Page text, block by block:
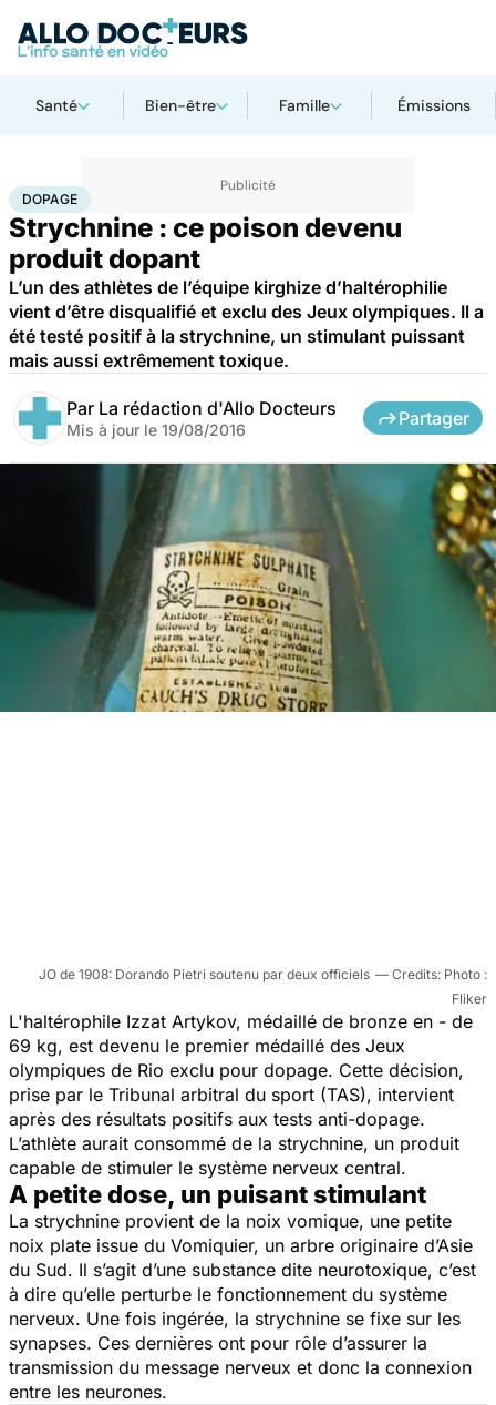
Santé Bien-être Famille Émissions
AccueilSanté
DOPAGE
Strychnine : ce poison devenu
produit dopant
L’un des athlètes de l’équipe kirghize d’haltérophilie
vient d’être disqualifié et exclu des Jeux olympiques. Il a
été testé positif à la strychnine, un stimulant puissant
mais aussi extrêmement toxique.
Par La rédaction d'Allo Docteurs
Mis à jour le 19/08/2016
Partager
JO de 1908: Dorando Pietri soutenu par deux officiels
Photo :
Fliker
L'haltérophile Izzat Artykov, médaillé de bronze en - de
69 kg, est devenu le premier médaillé des Jeux
olympiques de Rio exclu pour dopage. Cette décision,
prise par le Tribunal arbitral du sport (TAS), intervient
après des résultats positifs aux tests anti-dopage.
L’athlète aurait consommé de la strychnine, un produit
capable de stimuler le système nerveux central.
A petite dose, un puisant stimulant
La strychnine provient de la noix vomique, une petite
noix plate issue du Vomiquier, un arbre originaire d’Asie
du Sud. Il s’agit d’une substance dite neurotoxique, c’est
à dire qu’elle perturbe le fonctionnement du système
nerveux. Une fois ingérée, la strychnine se fixe sur les
synapses. Ces dernières ont pour rôle d’assurer la
transmission du message nerveux et donc la connexion
entre les neurones.